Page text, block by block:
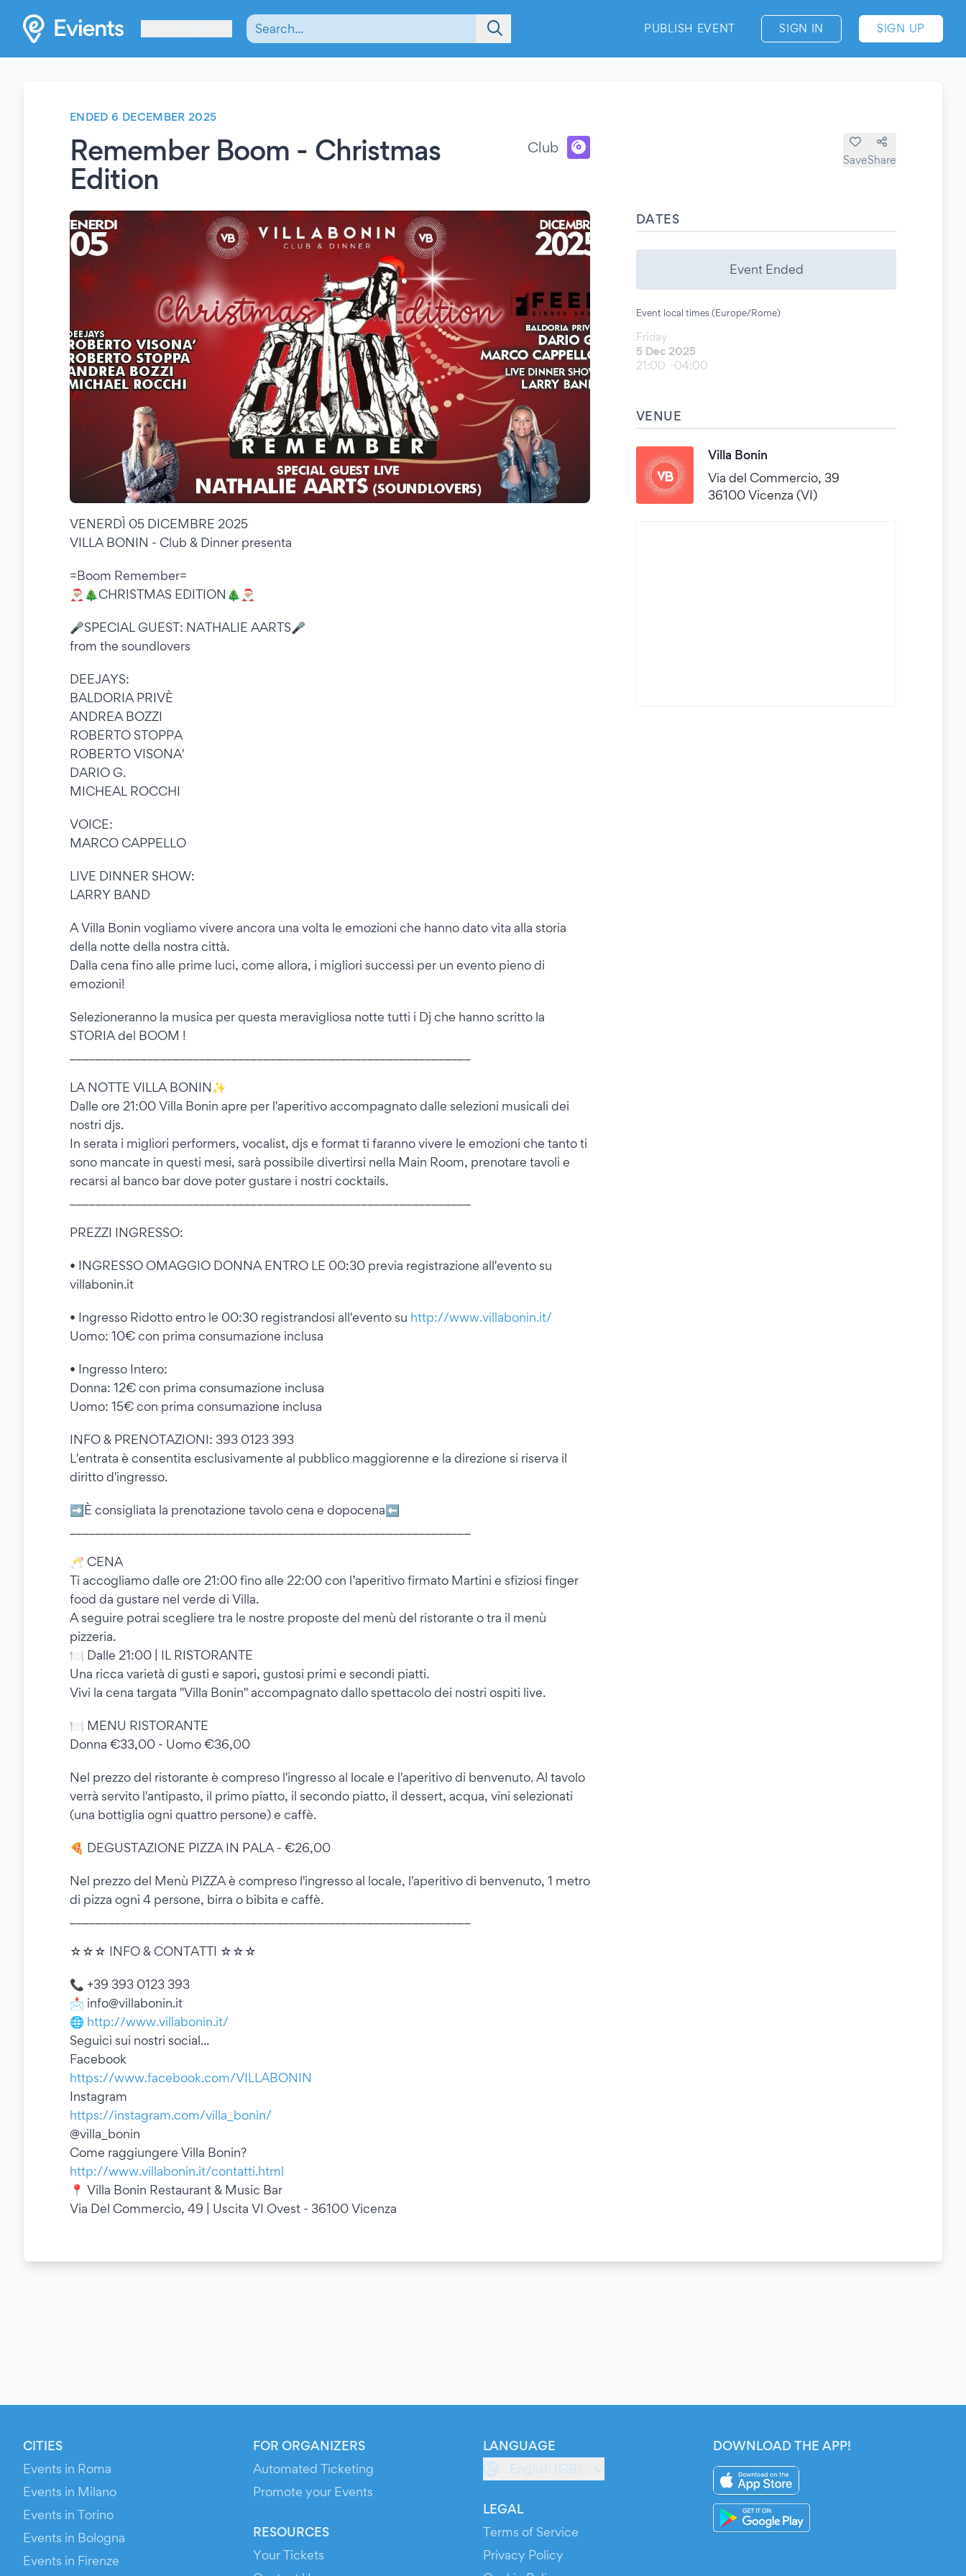
PUBLISH EVENT SIGN IN SIGN UP
ENDED 6 DECEMBER 2025
Remember Boom - Christmas
Edition
Club
SaveShare
VENERDÌ 05 DICEMBRE 2025
VILLA BONIN - Club & Dinner presenta
=Boom Remember=
🎅🏼🎄CHRISTMAS EDITION🎄🎅🏼
🎤SPECIAL GUEST: NATHALIE AARTS🎤
from the soundlovers
DEEJAYS:
BALDORIA PRIVÈ
ANDREA BOZZI
ROBERTO STOPPA
ROBERTO VISONA'
DARIO G.
MICHEAL ROCCHI
VOICE:
MARCO CAPPELLO
LIVE DINNER SHOW:
LARRY BAND
A Villa Bonin vogliamo vivere ancora una volta le emozioni che hanno dato vita alla storia
della notte della nostra città.
Dalla cena fino alle prime luci, come allora, i migliori successi per un evento pieno di
emozioni!
Selezioneranno la musica per questa meravigliosa notte tutti i Dj che hanno scritto la
STORIA del BOOM !
LA NOTTE VILLA BONIN✨
Dalle ore 21:00 Villa Bonin apre per l'aperitivo accompagnato dalle selezioni musicali dei
nostri djs.
In serata i migliori performers, vocalist, djs e format ti faranno vivere le emozioni che tanto ti
sono mancate in questi mesi, sarà possibile divertirsi nella Main Room, prenotare tavoli e
recarsi al banco bar dove poter gustare i nostri cocktails.
PREZZI INGRESSO:
• INGRESSO OMAGGIO DONNA ENTRO LE 00:30 previa registrazione all'evento su
villabonin.it
• Ingresso Ridotto entro le 00:30 registrandosi all'evento su http://www.villabonin.it/
Uomo: 10€ con prima consumazione inclusa
• Ingresso Intero:
Donna: 12€ con prima consumazione inclusa
Uomo: 15€ con prima consumazione inclusa
INFO & PRENOTAZIONI: 393 0123 393
L'entrata è consentita esclusivamente al pubblico maggiorenne e la direzione si riserva il
diritto d'ingresso.
➡️È consigliata la prenotazione tavolo cena e dopocena⬅️
🥂 CENA
Ti accogliamo dalle ore 21:00 fino alle 22:00 con l’aperitivo firmato Martini e sfiziosi finger
food da gustare nel verde di Villa.
A seguire potrai scegliere tra le nostre proposte del menù del ristorante o tra il menù
pizzeria.
🍽 Dalle 21:00 | IL RISTORANTE
Una ricca varietà di gusti e sapori, gustosi primi e secondi piatti.
Vivi la cena targata "Villa Bonin" accompagnato dallo spettacolo dei nostri ospiti live.
🍽 MENU RISTORANTE
Donna €33,00 - Uomo €36,00
Nel prezzo del ristorante è compreso l'ingresso al locale e l'aperitivo di benvenuto. Al tavolo
verrà servito l'antipasto, il primo piatto, il secondo piatto, il dessert, acqua, vini selezionati
(una bottiglia ogni quattro persone) e caffè.
🍕 DEGUSTAZIONE PIZZA IN PALA - €26,00
Nel prezzo del Menù PIZZA è compreso l'ingresso al locale, l'aperitivo di benvenuto, 1 metro
di pizza ogni 4 persone, birra o bibita e caffè.
☆☆☆ INFO & CONTATTI ☆☆☆
📞 +39 393 0123 393
📩 info@villabonin.it
🌐 http://www.villabonin.it/
Seguici sui nostri social...
Facebook
https://www.facebook.com/VILLABONIN
Instagram
https://instagram.com/villa_bonin/
@villa_bonin
Come raggiungere Villa Bonin?
http://www.villabonin.it/contatti.html
📍 Villa Bonin Restaurant & Music Bar
Via Del Commercio, 49 | Uscita VI Ovest - 36100 Vicenza
DATES
Event Ended
Event local times (Europe/Rome)
Friday
5 Dec 2025
21:00
04:00
VENUE
Villa Bonin
Via del Commercio, 39
36100 Vicenza (VI)
CITIES
Events in Roma
Events in Milano
Events in Torino
Events in Bologna
Events in Firenze
FOR ORGANIZERS
Automated Ticketing
Promote your Events
RESOURCES
Your Tickets
LANGUAGE
English (GB)
LEGAL
Terms of Service
Privacy Policy
DOWNLOAD THE APP!